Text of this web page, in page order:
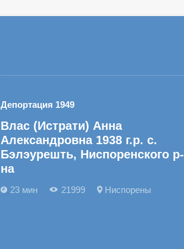
Депортация 1949
Влас (Истрати) Анна
Александровна 1938 г.р. с.
Бэлэурешть, Ниспоренского р-
на
23 мин 21999 Ниспорены